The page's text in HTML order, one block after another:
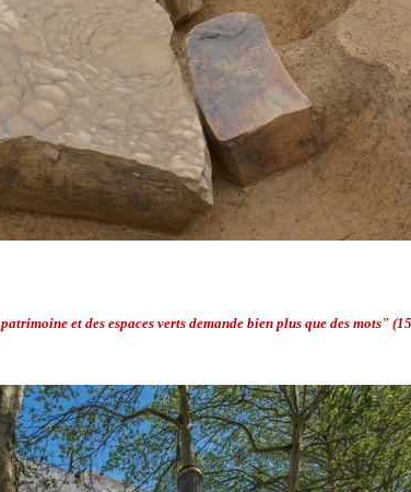
et des espaces verts demande bien plus que des mots"